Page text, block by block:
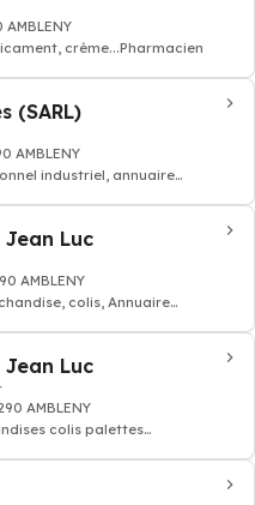
crème...Pharmacien
(SARL)
AMBLENY
industriel, annuaire
Jean Luc
AMBLENY
colis, Annuaire
Jean Luc
AMBLENY
colis palettes